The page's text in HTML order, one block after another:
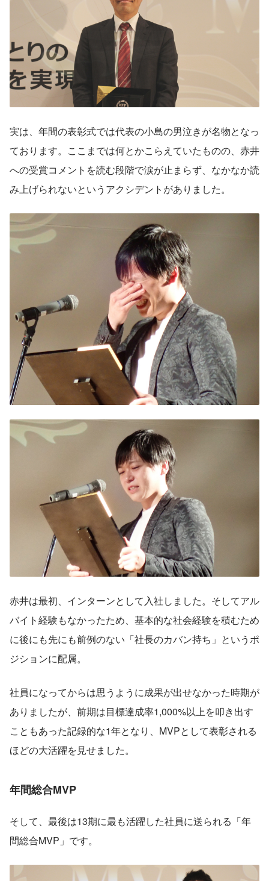
実は、年間の表彰式では代表の小島の男泣きが名物となっ
ております。ここまでは何とかこらえていたものの、赤井
への受賞コメントを読む段階で涙が止まらず、なかなか読
み上げられないというアクシデントがありました。
赤井は最初、インターンとして入社しました。そしてアル
バイト経験もなかったため、基本的な社会経験を積むため
に後にも先にも前例のない「社長のカバン持ち」というポ
ジションに配属。
社員になってからは思うように成果が出せなかった時期が
ありましたが、前期は目標達成率1,000%以上を叩き出す
こともあった記録的な1年となり、MVPとして表彰される
ほどの大活躍を見せました。
年間総合MVP
そして、最後は13期に最も活躍した社員に送られる「年
間総合MVP」です。